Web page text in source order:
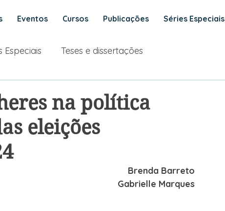
Eventos Cursos Publicações Séries Especiais
Especiais Teses e dissertações
na política
eleições
Brenda Barreto
Gabrielle Marques